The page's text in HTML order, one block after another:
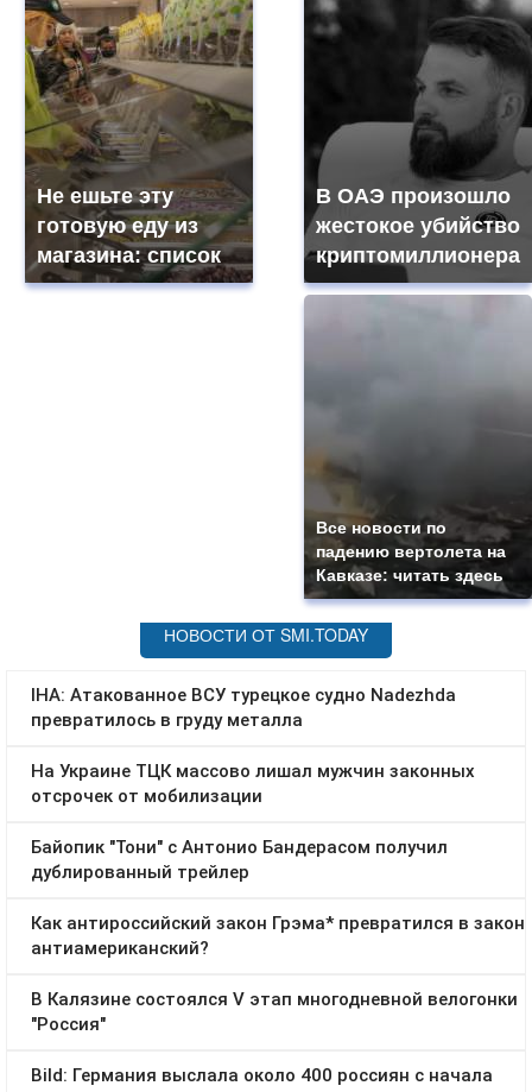
Не ешьте эту
готовую еду из
магазина: список
В ОАЭ произошло
жестокое убийство
криптомиллионера
Все новости по
падению вертолета на
Кавказе: читать здесь